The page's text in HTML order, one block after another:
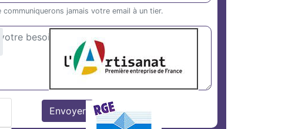
communiquerons jamais votre email à un tier.